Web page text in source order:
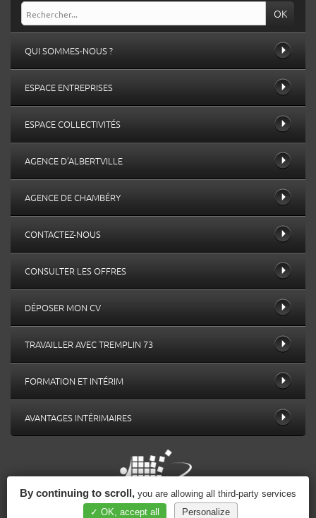
OK
QUI SOMMES-NOUS ?
ESPACE ENTREPRISES
ESPACE COLLECTIVITÉS
AGENCE D’ALBERTVILLE
AGENCE DE CHAMBÉRY
CONTACTEZ-NOUS
CONSULTER LES OFFRES
DÉPOSER MON CV
TRAVAILLER AVEC TREMPLIN 73
FORMATION ET INTÉRIM
AVANTAGES INTÉRIMAIRES
By continuing to scroll, you are allowing all third-party services
✓ OK, accept all
Personalize